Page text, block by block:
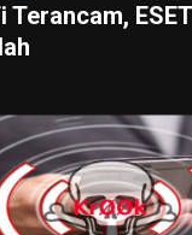
Terancam,